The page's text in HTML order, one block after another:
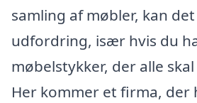
samling af møbler, kan
udfordring, især hvis du
møbelstykker, der alle
Her kommer et firma, der